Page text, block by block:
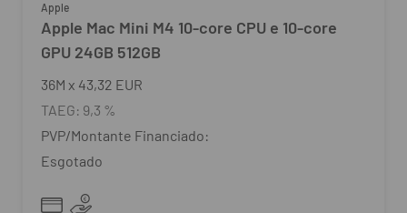
Apple
Apple Mac Mini M4 10‑core CPU e 10‑core
GPU 24GB 512GB
36M x 43,32 EUR
TAEG: 9,3 %
PVP/Montante Financiado:
Esgotado